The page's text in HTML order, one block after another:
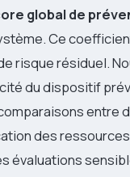
global de
Ce
risque résiduel.
du dispositif
entre
des
évaluations